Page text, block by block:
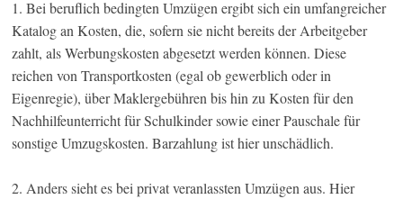
1. Bei beruflich bedingten Umzügen ergibt sich ein umfangreicher
Katalog an Kosten, die, sofern sie nicht bereits der Arbeitgeber
zahlt, als Werbungskosten abgesetzt werden können. Diese
reichen von Transportkosten (egal ob gewerblich oder in
Eigenregie), über Maklergebühren bis hin zu Kosten für den
Nachhilfeunterricht für Schulkinder sowie einer Pauschale für
sonstige Umzugskosten. Barzahlung ist hier unschädlich.
2. Anders sieht es bei privat veranlassten Umzügen aus. Hier